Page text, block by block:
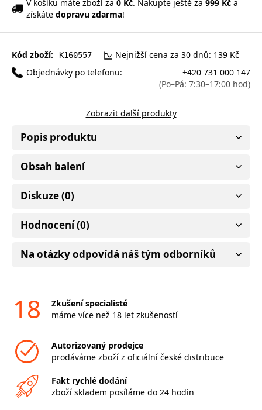
V košíku máte zboží za 0 Kč. Nakupte ještě za 999 Kč a
získáte dopravu zdarma!
Kód zboží: K160557
Nejnižší cena za 30 dnů: 139 Kč
Objednávky po telefonu:
+420 731 000 147
(Po–Pá: 7:30–17:00 hod)
Zobrazit další produkty
Popis produktu
Obsah balení
Diskuze (0)
Hodnocení (0)
Na otázky odpovídá náš tým odborníků
18
Zkušení specialisté
máme více než 18 let zkušeností
Autorizovaný prodejce
prodáváme zboží z oficiální české distribuce
Fakt rychlé dodání
zboží skladem posíláme do 24 hodin